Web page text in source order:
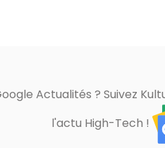
Actualités ? Suivez
l'actu High-Tech !